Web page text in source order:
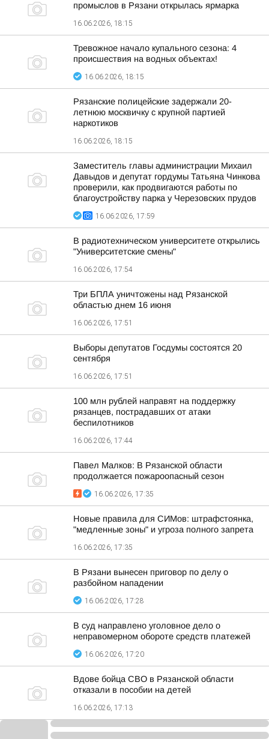
промыслов в Рязани открылась ярмарка
16.06.2026, 18:15
Тревожное начало купального сезона: 4
происшествия на водных объектах!
16.06.2026, 18:15
Рязанские полицейские задержали 20-
летнюю москвичку с крупной партией
наркотиков
16.06.2026, 18:15
Заместитель главы администрации Михаил
Давыдов и депутат гордумы Татьяна Чинкова
проверили, как продвигаются работы по
благоустройству парка у Черезовских прудов
16.06.2026, 17:59
В радиотехническом университете открылись
"Университетские смены"
16.06.2026, 17:54
Три БПЛА уничтожены над Рязанской
областью днем 16 июня
16.06.2026, 17:51
Выборы депутатов Госдумы состоятся 20
сентября
16.06.2026, 17:51
100 млн рублей направят на поддержку
рязанцев, пострадавших от атаки
беспилотников
16.06.2026, 17:44
Павел Малков: В Рязанской области
продолжается пожароопасный сезон
16.06.2026, 17:35
Новые правила для СИМов: штрафстоянка,
"медленные зоны" и угроза полного запрета
16.06.2026, 17:35
В Рязани вынесен приговор по делу о
разбойном нападении
16.06.2026, 17:28
В суд направлено уголовное дело о
неправомерном обороте средств платежей
16.06.2026, 17:20
Вдове бойца СВО в Рязанской области
отказали в пособии на детей
16.06.2026, 17:13